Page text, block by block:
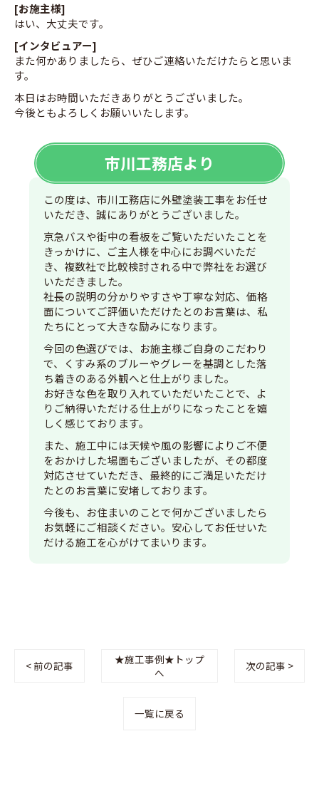
[お施主様]
はい、大丈夫です。
[インタビュアー]
また何かありましたら、ぜひご連絡いただけたらと思いま
す。
本日はお時間いただきありがとうございました。
今後ともよろしくお願いいたします。
市川工務店より
この度は、市川工務店に外壁塗装工事をお任せ
いただき、誠にありがとうございました。
京急バスや街中の看板をご覧いただいたことを
きっかけに、ご主人様を中心にお調べいただ
き、複数社で比較検討される中で弊社をお選び
いただきました。
社長の説明の分かりやすさや丁寧な対応、価格
面についてご評価いただけたとのお言葉は、私
たちにとって大きな励みになります。
今回の色選びでは、お施主様ご自身のこだわり
で、くすみ系のブルーやグレーを基調とした落
ち着きのある外観へと仕上がりました。
お好きな色を取り入れていただいたことで、よ
りご納得いただける仕上がりになったことを嬉
しく感じております。
また、施工中には天候や風の影響によりご不便
をおかけした場面もございましたが、その都度
対応させていただき、最終的にご満足いただけ
たとのお言葉に安堵しております。
今後も、お住まいのことで何かございましたら
お気軽にご相談ください。安心してお任せいた
だける施工を心がけてまいります。
< 前の記事
★施工事例★トップ
へ
次の記事 >
一覧に戻る